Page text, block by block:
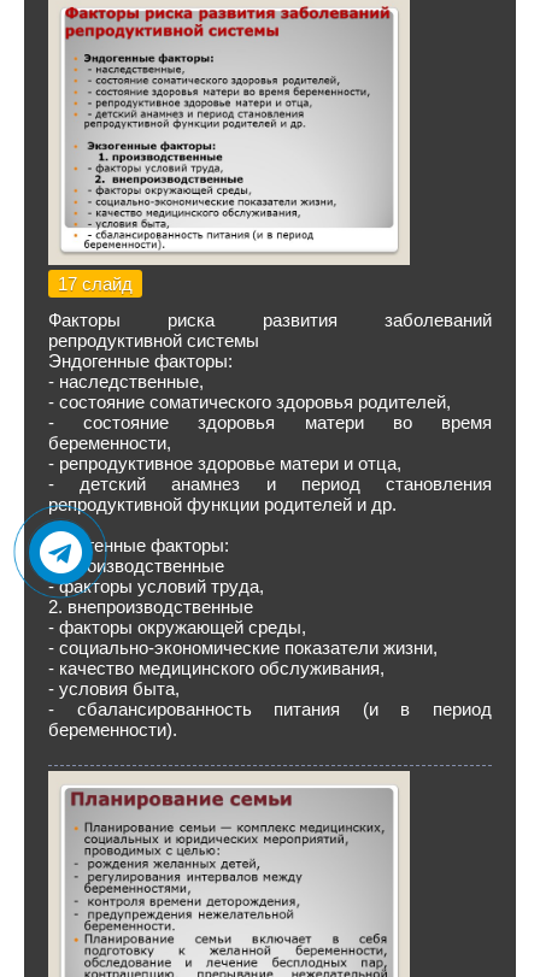
17 слайд
Факторы риска развития заболеваний
репродуктивной системы
Эндогенные факторы:
- наследственные,
- состояние соматического здоровья родителей,
- состояние здоровья матери во время
беременности,
- репродуктивное здоровье матери и отца,
- детский анамнез и период становления
репродуктивной функции родителей и др.
Экзогенные факторы:
1. производственные
- факторы условий труда,
2. внепроизводственные
- факторы окружающей среды,
- социально-экономические показатели жизни,
- качество медицинского обслуживания,
- условия быта,
- сбалансированность питания (и в период
беременности).